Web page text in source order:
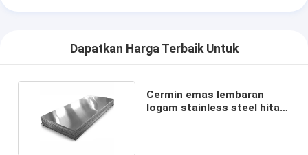
Dapatkan Harga Terbaik Untuk
Cermin emas lembaran
logam stainless steel hitam